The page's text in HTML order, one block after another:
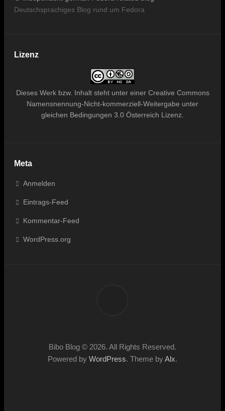
Deutschsprachiges Blog rund um Fedora
Lizenz
Dieses Werk bzw. Inhaltsteht unter einer Creative Commons
Namensnennung-Nicht-kommerziell-Weitergabe unter
gleichen Bedingungen 3.0 Österreich Lizenz
Meta
Anmelden
Eintrags-Feed
Kommentar-Feed
WordPress.org
Bibo Blog © 2026. All Rights Reserved.
Powered by WordPress. Theme byAlx.